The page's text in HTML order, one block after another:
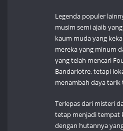
Legenda populer
musim semi ajaib
kaum muda yang
mereka yang minum
yang telah mencari
Bandarlotre, tetapi
menambah daya tarik
Terlepas dari misteri
tetap menjadi tempat
dengan hutannya